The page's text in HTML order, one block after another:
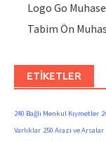
Logo Go
Tabim Ön
ETIKETLER
240 Bağlı Menkul Kıymetler
Varlıklar 250 Arazi ve Arsalar